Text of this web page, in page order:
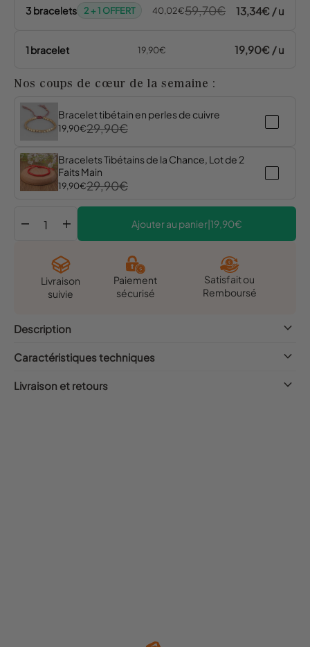
3 bracelets 2 + 1 OFFERT 40,02€59,70€ 13,34€ / u
1 bracelet 19,90€ 19,90€ / u
Nos coups de cœur de la semaine :
Bracelet tibétain en perles de cuivre
19,90€29,90€
Bracelets Tibétains de la Chance, Lot de 2
Faits Main
19,90€29,90€
remove add Ajouter au panier|19,90€
Livraison
suivie
Paiement
sécurisé
Satisfait ou
Remboursé
Description keyboard_arrow_down
Caractéristiques techniques keyboard_arrow_down
Livraison et retours keyboard_arrow_down